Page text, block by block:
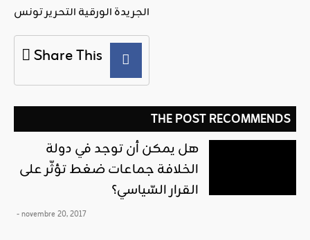
الجريدة الورقية التحرير تونس
Share This
THE POST RECOMMENDS
هل يمكن أن توجد في دولة
الخلافة جماعات ضغط تؤثّر على
القرار السّياسي؟
- novembre 20, 2017